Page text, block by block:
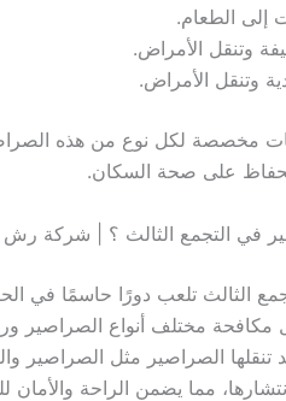
إلى الطعام.
وتنقل الأمراض.
وتنقل الأمراض.
لكل نوع من هذه
على صحة السكان.
في التجمع الثالث ؟ | شركة رش
تلعب دورًا حاسمًا في
مختلف أنواع الصراصير
تنقلها الصراصير مثل الصراصير
مما يضمن الراحة والأمان